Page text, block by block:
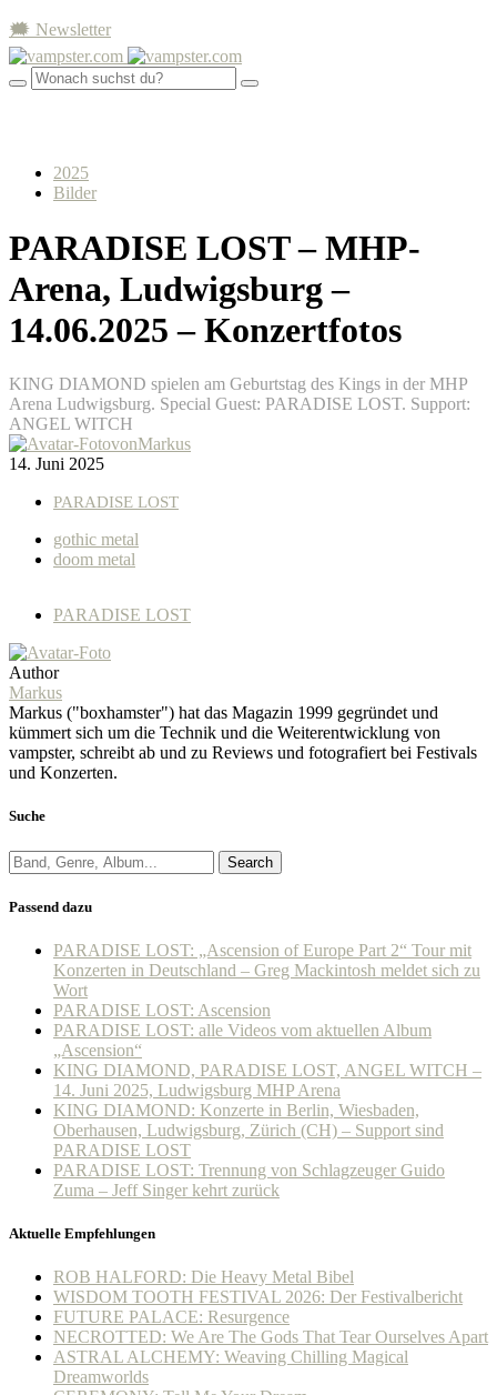
🗯 Newsletter
2025
Bilder
PARADISE LOST – MHP-
Arena, Ludwigsburg –
14.06.2025 – Konzertfotos
KING DIAMOND spielen am Geburtstag des Kings in der MHP
Arena Ludwigsburg. Special Guest: PARADISE LOST. Support:
ANGEL WITCH
vonMarkus
14. Juni 2025
PARADISE LOST
gothic metal
doom metal
PARADISE LOST
Author
Markus
Markus ("boxhamster") hat das Magazin 1999 gegründet und
kümmert sich um die Technik und die Weiterentwicklung von
vampster, schreibt ab und zu Reviews und fotografiert bei Festivals
und Konzerten.
Suche
Search
Passend dazu
PARADISE LOST: „Ascension of Europe Part 2“ Tour mit
Konzerten in Deutschland – Greg Mackintosh meldet sich zu
Wort
PARADISE LOST: Ascension
PARADISE LOST: alle Videos vom aktuellen Album
„Ascension“
KING DIAMOND, PARADISE LOST, ANGEL WITCH –
14. Juni 2025, Ludwigsburg MHP Arena
KING DIAMOND: Konzerte in Berlin, Wiesbaden,
Oberhausen, Ludwigsburg, Zürich (CH) – Support sind
PARADISE LOST
PARADISE LOST: Trennung von Schlagzeuger Guido
Zuma – Jeff Singer kehrt zurück
Aktuelle Empfehlungen
ROB HALFORD: Die Heavy Metal Bibel
WISDOM TOOTH FESTIVAL 2026: Der Festivalbericht
FUTURE PALACE: Resurgence
NECROTTED: We Are The Gods That Tear Ourselves Apart
ASTRAL ALCHEMY: Weaving Chilling Magical
Dreamworlds